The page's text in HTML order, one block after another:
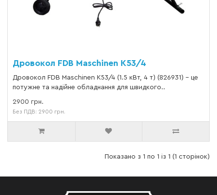
Дровокол FDB Maschinen K53/4
Дровокол FDB Maschinen K53/4 (1.5 кВт, 4 т) (826931) – це
потужне та надійне обладнання для швидкого..
2900 грн.
Без ПДВ: 2900 грн.
Показано з 1 по 1 із 1 (1 сторінок)